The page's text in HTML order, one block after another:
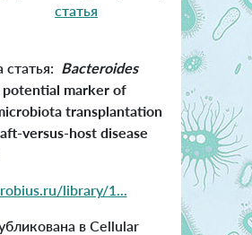
статья
статья: Bacteroides
potential marker of
transplantation
versus-host disease
library/1...
в Cellular